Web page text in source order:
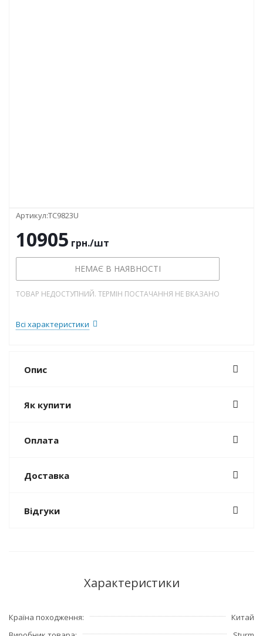
Артикул:TC9823U
10905 грн./шт
НЕМАЄ В НАЯВНОСТІ
ТОВАР НЕДОСТУПНИЙ. ТЕРМІН ПОСТАЧАННЯ НЕ ВКАЗАНО
Всі характеристики
Опис
Як купити
Оплата
Доставка
Відгуки
Характеристики
Країна походження
Китай